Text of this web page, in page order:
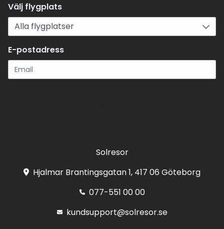
Välj flygplats
E-postadress
Solresor
Hjalmar Brantingsgatan 1, 417 06 Göteborg
077-551 00 00
kundsupport@solresor.se